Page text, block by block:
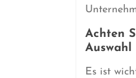
Achten
Auswahl
Es ist